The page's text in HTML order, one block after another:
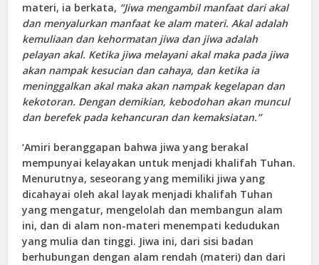
materi, ia berkata, “Jiwa mengambil manfaat dari akal
dan menyalurkan manfaat ke alam materi. Akal adalah
kemuliaan dan kehormatan jiwa dan jiwa adalah
pelayan akal. Ketika jiwa melayani akal maka pada jiwa
akan nampak kesucian dan cahaya, dan ketika ia
meninggalkan akal maka akan nampak kegelapan dan
kekotoran. Dengan demikian, kebodohan akan muncul
dan berefek pada kehancuran dan kemaksiatan.”
‘Amiri beranggapan bahwa jiwa yang berakal
mempunyai kelayakan untuk menjadi khalifah Tuhan.
Menurutnya, seseorang yang memiliki jiwa yang
dicahayai oleh akal layak menjadi khalifah Tuhan
yang mengatur, mengelolah dan membangun alam
ini, dan di alam non-materi menempati kedudukan
yang mulia dan tinggi. Jiwa ini, dari sisi badan
berhubungan dengan alam rendah (materi) dan dari